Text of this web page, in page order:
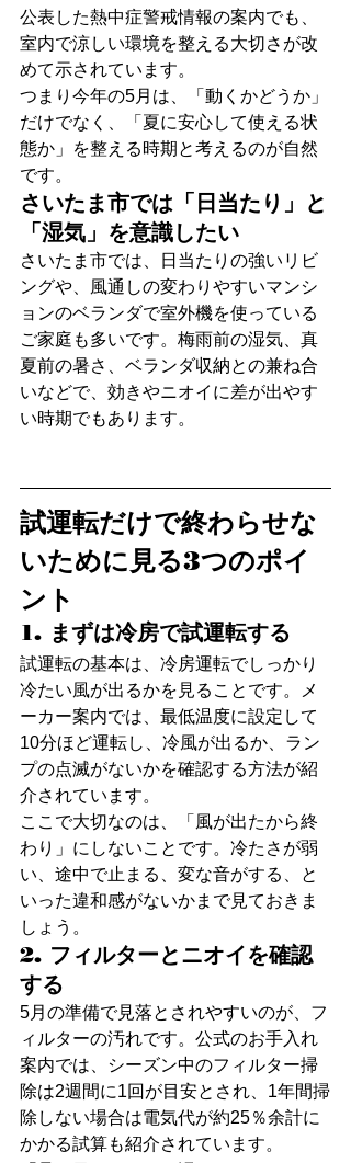
公表した熱中症警戒情報の案内でも、
室内で涼しい環境を整える大切さが改
めて示されています。
つまり今年の5月は、「動くかどうか」
だけでなく、「夏に安心して使える状
態か」を整える時期と考えるのが自然
です。
さいたま市では「日当たり」と
「湿気」を意識したい
さいたま市では、日当たりの強いリビ
ングや、風通しの変わりやすいマンシ
ョンのベランダで室外機を使っている
ご家庭も多いです。梅雨前の湿気、真
夏前の暑さ、ベランダ収納との兼ね合
いなどで、効きやニオイに差が出やす
い時期でもあります。
試運転だけで終わらせな
いために見る3つのポイ
ント
1. まずは冷房で試運転する
試運転の基本は、冷房運転でしっかり
冷たい風が出るかを見ることです。メ
ーカー案内では、最低温度に設定して
10分ほど運転し、冷風が出るか、ラン
プの点滅がないかを確認する方法が紹
介されています。
ここで大切なのは、「風が出たから終
わり」にしないことです。冷たさが弱
い、途中で止まる、変な音がする、と
いった違和感がないかまで見ておきま
しょう。
2. フィルターとニオイを確認
する
5月の準備で見落とされやすいのが、フ
ィルターの汚れです。公式のお手入れ
案内では、シーズン中のフィルター掃
除は2週間に1回が目安とされ、1年間掃
除しない場合は電気代が約25％余計に
かかる試算も紹介されています。